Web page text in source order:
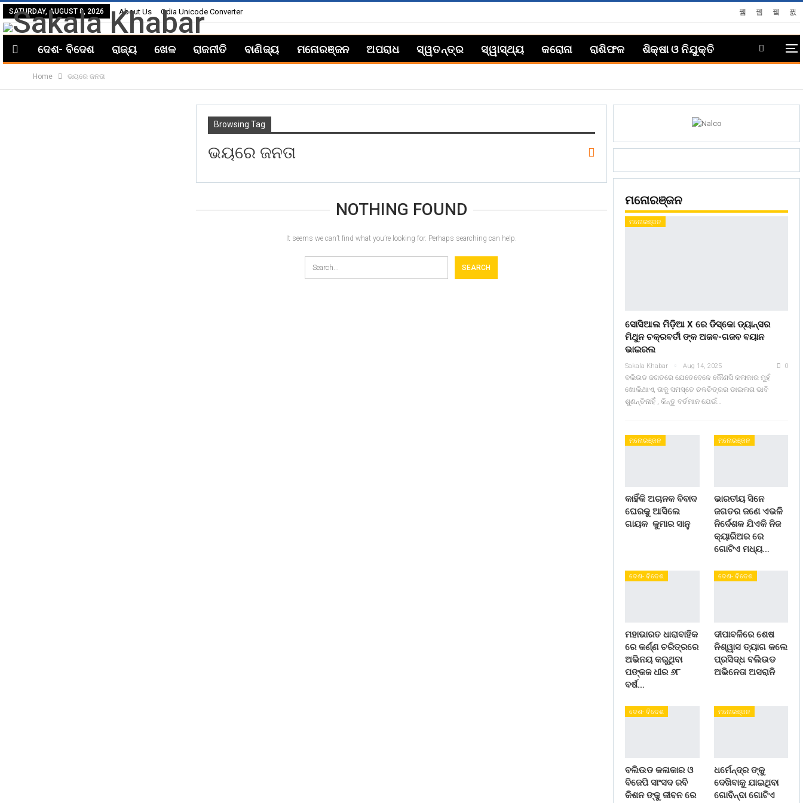
SATURDAY, AUGUST 8, 2026 About Us Odia Unicode Converter
ଦେଶ- ବିଦେଶ ରାଜ୍ୟ ଖେଳ ରାଜନୀତି ବାଣିଜ୍ୟ ମନୋରଞ୍ଜନ ଅପରାଧ ସ୍ୱତନ୍ତ୍ର ସ୍ୱାସ୍ଥ୍ୟ କରୋନା ରାଶିଫଳ ଶିକ୍ଷା ଓ ନିଯୁକ୍ତି
Home ଭୟରେ ଜନତା
Browsing Tag
ଭୟରେ ଜନତା
NOTHING FOUND
It seems we can’t find what you’re looking for. Perhaps searching can help.
ମନୋରଞ୍ଜନ
ମନୋରଞ୍ଜନ
ସୋସିଆଲ ମିଡ଼ିଆ X ରେ ଡିସ୍କୋ ଡ୍ୟାନ୍ସର
ମିଥୁନ ଚକ୍ରବର୍ତୀ ଙ୍କ ଅଜବ-ଗଜବ ବୟାନ
ଭାଇରଲ
Sakala Khabar Aug 14, 2025 0
ବଲିଉଡ ଜଗତରେ ଯେତେବେଳେ କୌଣସି କଳାକାର ମୁହଁ
ଖୋଲିଥାଏ, ତାକୁ ସମସ୍ତେ ଚଳଚିତ୍ରର ଡାଇଲଗ ଭାବି
ଶୁଣନ୍ତିନାହିଁ , କିନ୍ତୁ ବର୍ତମାନ ଯେଉଁ…
ମନୋରଞ୍ଜନ
କାହିଁକି ଅଚାନକ ବିବାଦ
ଘେରକୁ ଆସିଲେ
ଗାୟକ କୁମାର ସାନୁ
ମନୋରଞ୍ଜନ
ଭାରତୀୟ ସିନେ
ଜଗତର ଜଣେ ଏଭଳି
ନିର୍ଦେଶକ ଯିଏକି ନିଜ
କ୍ୟାରିଅର ରେ
ଗୋଟିଏ ମଧ୍ୟ…
ଦେଶ- ବିଦେଶ
ମହାଭାରତ ଧାରାବାହିକ
ରେ କର୍ଣ୍ଣ ଚରିତ୍ରରେ
ଅଭିନୟ କରୁଥିବା
ପଙ୍କଜ ଧୀର ୬୮
ବର୍ଷ…
ଦେଶ- ବିଦେଶ
ଦୀପାବଳିରେ ଶେଷ
ନିଶ୍ୱାସ ତ୍ୟାଗ କଲେ
ପ୍ରସିଦ୍ଧ ବଲିଉଡ
ଅଭିନେତା ଅସରାନି
ଦେଶ- ବିଦେଶ
ବଲିଉଡ କଳାକାର ଓ
ବିଜେପି ସାଂସଦ ରବି
କିଶନ ଙ୍କୁ ଜୀବନ ରେ
ମନୋରଞ୍ଜନ
ଧର୍ମେନ୍ଦ୍ର ଙ୍କୁ
ଦେଖିବାକୁ ଯାଇଥିବା
ଗୋବିନ୍ଦା ଗୋଟିଏ